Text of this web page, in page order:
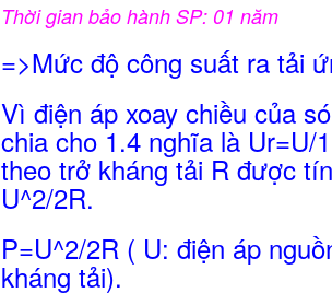
Thời gian bảo hành SP: 01 năm
=>Mức độ công suất ra tải
Vì điện áp xoay chiều của
chia cho 1.4 nghĩa là Ur=U/
theo trở kháng tải R được
U^2/2R.
P=U^2/2R ( U: điện áp
kháng tải).